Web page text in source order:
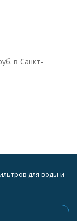
в Санкт-
для воды и